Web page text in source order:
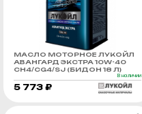
МАСЛО МОТОРНОЕ ЛУКОЙЛ
АВАНГАРД ЭКСТРА 10W-40
CH4/CG4/SJ (БИДОН 18 Л)
В наличии
5 773 ₽